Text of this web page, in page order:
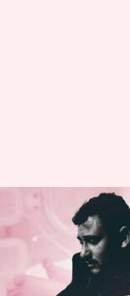
పేరుతో
భాగమైన
శిథిలాలలో